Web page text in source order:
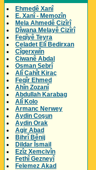
Ehmedê Xanî
E. Xanî - Memozîn
Mela Ahmedê Cizîrî
Dîwana Melayê Cizîrî
Feqîyê Teyra
Celadet Elî Bedirxan
Cîgerxwîn
Ciwanê Abdal
Osman Sebrî
Alî Cahît Kiraç
Feqîr Ehmed
Ahîn Zozanî
Abdullah Karabag
Alî Kolo
Armanc Nerwey
Aydin Coşun
Aydin Orak
Agir Abad
Bihrî Bênij
Dildar Îsmail
Ezîz Xemcivîn
Fethî Gezneyî
Felemez Akad